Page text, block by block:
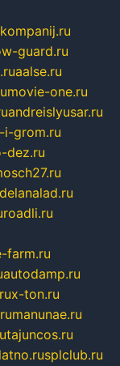
guard.ru
aalse.ru
movie-one.ru
andreislyusar.ru
grom.ru
dez.ru
delanalad.ru
roadli.ru
farm.ru
autodamp.ru
x-ton.ru
manunae.ru
tajuncos.ru
splclub.ru